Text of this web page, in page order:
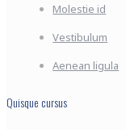
Molestie id
Vestibulum
Aenean ligula
Quisque cursus